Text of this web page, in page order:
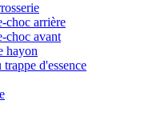
choc arrière
choc avant
hayon
d'essence